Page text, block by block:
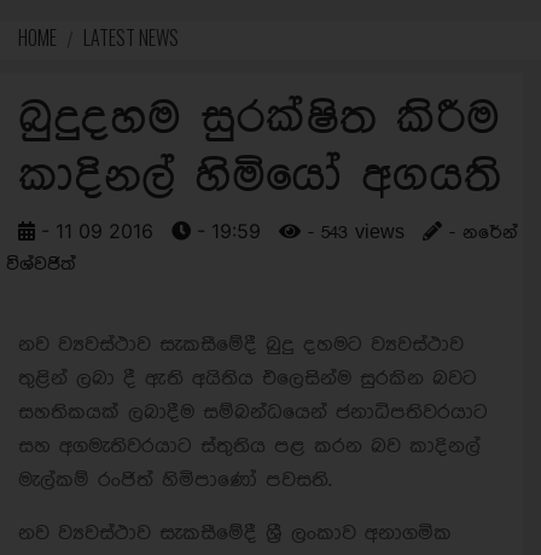
HOME LATEST NEWS
බුදුදහම සුරක්ෂිත කිරීම
කාදිනල් හිමියෝ අගයති
- 11 09 2016 - 19:59 - 543 views
- නරේන්
විශ්වජිත්
නව ව්‍යවස්ථාව සැකසීමේදී බුදු දහමට ව්‍යවස්ථාව
තුළින් ලබා දී ඇති අයිතිය එලෙසින්ම සුරකින බවට
සහතිකයක් ලබාදීම සම්බන්ධයෙන් ජනාධිපතිවරයාට
සහ අගමැතිවරයාට ස්තුතිය පළ කරන බව කාදිනල්
මැල්කම් රංජිත් හිමිපාණෝ පවසති.
නව ව්‍යවස්ථාව සැකසීමේදී ශ්‍රී ලංකාව අනාගමික